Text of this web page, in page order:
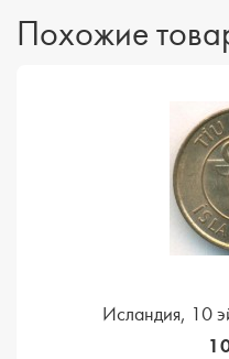
Похожие
Исландия, 10